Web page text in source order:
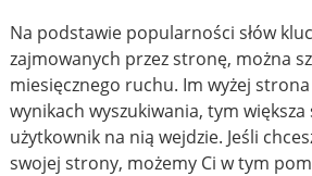
Na podstawie popularności słów
zajmowanych przez stronę, można
miesięcznego ruchu. Im wyżej
wynikach wyszukiwania, tym większa
użytkownik na nią wejdzie. Jeśli
swojej strony, możemy Ci w tym